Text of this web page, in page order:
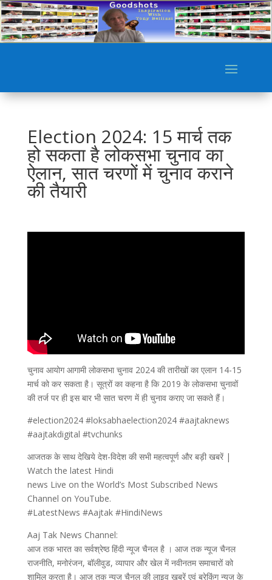
Election 2024: 15 मार्च तक
हो सकता है लोकसभा चुनाव का
ऐलान, सात चरणों में चुनाव कराने
की तैयारी
चुनाव आयोग आगामी लोकसभा चुनाव 2024 की तारीखों का एलान 14-15
मार्च को कर सकता है। सूत्रों का कहना है कि 2019 के लोकसभा चुनावों
की तर्ज पर ही इस बार भी सात चरण में ही चुनाव कराए जा सकते हैं।
#election2024 #loksabhaelection2024 #aajtaknews
#aajtakdigital #tvchunks
आजतक के साथ देखिये देश-विदेश की सभी महत्वपूर्ण और बड़ी खबरें |
Watch the latest Hindi
news Live on the World’s Most Subscribed News
Channel on YouTube.
#LatestNews #Aajtak #HindiNews
Aaj Tak News Channel:
आज तक भारत का सर्वश्रेष्ठ हिंदी न्‍यूज चैनल है । आज तक न्‍यूज चैनल
राजनीति, मनोरंजन, बॉलीवुड, व्यापार और खेल में नवीनतम समाचारों को
शामिल करता है। आज तक न्‍यूज चैनल की लाइव खबरें एवं ब्रेकिंग न्यूज के